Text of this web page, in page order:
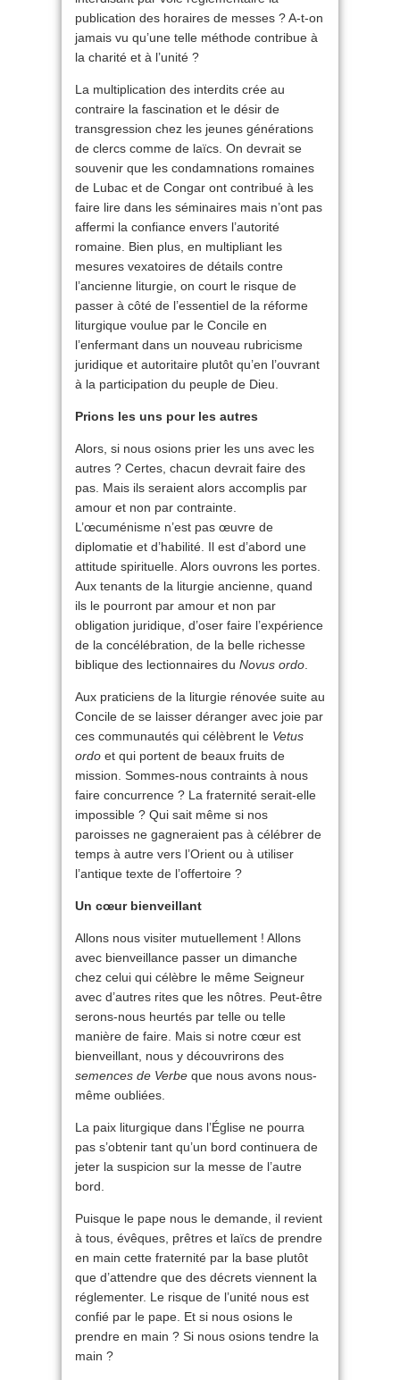
publication des horaires de messes ? A-t-on
jamais vu qu’une telle méthode contribue à
la charité et à l’unité ?
La multiplication des interdits crée au
contraire la fascination et le désir de
transgression chez les jeunes générations
de clercs comme de laïcs. On devrait se
souvenir que les condamnations romaines
de Lubac et de Congar ont contribué à les
faire lire dans les séminaires mais n’ont pas
affermi la confiance envers l’autorité
romaine. Bien plus, en multipliant les
mesures vexatoires de détails contre
l’ancienne liturgie, on court le risque de
passer à côté de l’essentiel de la réforme
liturgique voulue par le Concile en
l’enfermant dans un nouveau rubricisme
juridique et autoritaire plutôt qu’en l’ouvrant
à la participation du peuple de Dieu.
Prions les uns pour les autres
Alors, si nous osions prier les uns avec les
autres ? Certes, chacun devrait faire des
pas. Mais ils seraient alors accomplis par
amour et non par contrainte.
L’œcuménisme n’est pas œuvre de
diplomatie et d’habilité. Il est d’abord une
attitude spirituelle. Alors ouvrons les portes.
Aux tenants de la liturgie ancienne, quand
ils le pourront par amour et non par
obligation juridique, d’oser faire l’expérience
de la concélébration, de la belle richesse
biblique des lectionnaires du Novus ordo
Aux praticiens de la liturgie rénovée suite au
Concile de se laisser déranger avec joie par
ces communautés qui célèbrent le Vetus
ordo et qui portent de beaux fruits de
mission. Sommes-nous contraints à nous
faire concurrence ? La fraternité serait-elle
impossible ? Qui sait même si nos
paroisses ne gagneraient pas à célébrer de
temps à autre vers l’Orient ou à utiliser
l’antique texte de l’offertoire ?
Un cœur bienveillant
Allons nous visiter mutuellement ! Allons
avec bienveillance passer un dimanche
chez celui qui célèbre le même Seigneur
avec d’autres rites que les nôtres. Peut-être
serons-nous heurtés par telle ou telle
manière de faire. Mais si notre cœur est
bienveillant, nous y découvrirons des
semences de Verbe que nous avons nous-
même oubliées.
La paix liturgique dans l’Église ne pourra
pas s’obtenir tant qu’un bord continuera de
jeter la suspicion sur la messe de l’autre
bord.
Puisque le pape nous le demande, il revient
à tous, évêques, prêtres et laïcs de prendre
en main cette fraternité par la base plutôt
que d’attendre que des décrets viennent la
réglementer. Le risque de l’unité nous est
confié par le pape. Et si nous osions le
prendre en main ? Si nous osions tendre la
main ?